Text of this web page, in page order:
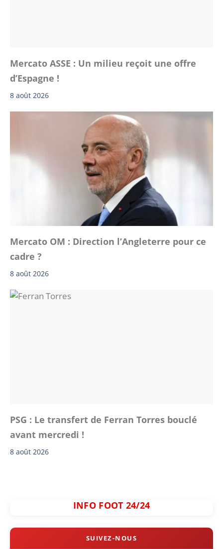
Mercato ASSE : Un milieu reçoit une offre
d’Espagne !
8 août 2026
Mercato OM : Direction l’Angleterre pour ce
cadre ?
8 août 2026
PSG : Le transfert de Ferran Torres bouclé
avant mercredi !
8 août 2026
INFO FOOT 24/24